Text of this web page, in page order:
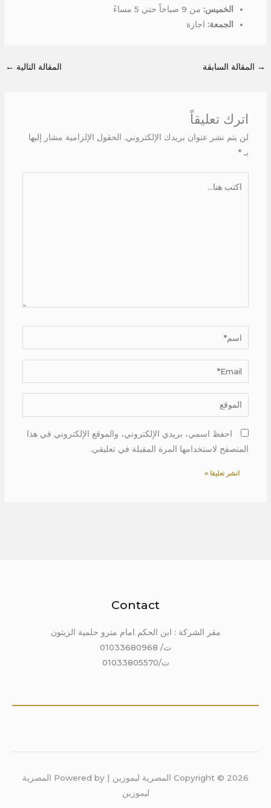
الخميس: من 9 صباحاً حتي 5 مساءً
الجمعة: اجازة
→ المقالة السابقة المقالة التالية ←
اترك تعليقاً
لن يتم نشر عنوان بريدك الإلكتروني. الحقول الإلزامية مشار إليها
بـ *
اسم*
Email*
الموقع
احفظ اسمي، بريدي الإلكتروني، والموقع الإلكتروني في هذا
المتصفح لاستخدامها المرة المقبلة في تعليقي.
Contact
مقر الشركة : ابن الحكم امام مترو حلمية الزيتون
ت/ 01033680968
ت/01033805570
Copyright © 2026 المصرية ليموزين | Powered by المصرية
ليموزين